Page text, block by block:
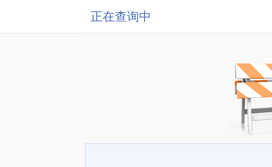
正在查询中